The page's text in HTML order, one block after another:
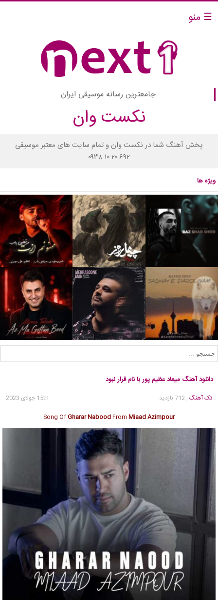
☰ منو
جامعترین رسانه موسیقی ایران
نکست وان
پخش آهنگ شما در نکست وان و تمام سایت های معتبر موسیقی
۰۹۳۸ ۱۰ ۲۰ ۶۹۲
ویژه ها
دانلود آهنگ میعاد عظیم پور با نام قرار نبود
تک آهنگ , 712 بازدید
15th جولای 2023
Song OfGharar NaboodFrom Miaad Azimpour